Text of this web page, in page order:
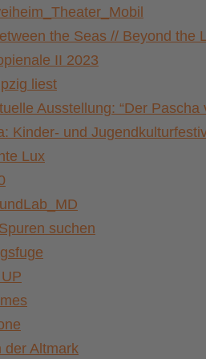
the Seas // Beyond the
II 2023
liest
Ausstellung: “Der Pascha
Kinder- und
Lux
suchen
der Altmark